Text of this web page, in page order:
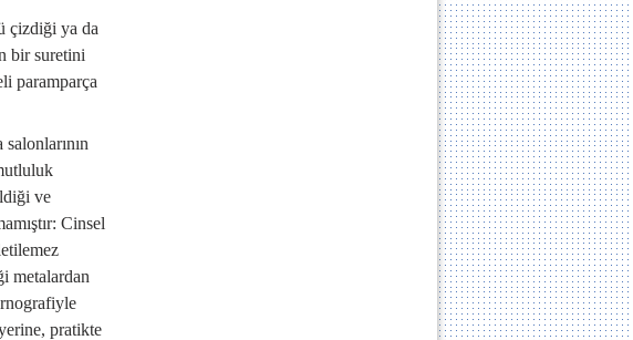
çizdiği ya da
bir suretini
paramparça
ve
Cinsel
metalardan
pratikte